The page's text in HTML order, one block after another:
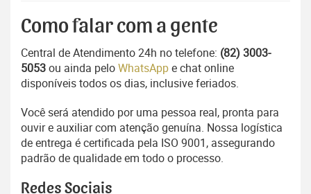
Como falar com a gente
Central de Atendimento 24h no telefone: (82) 3003-
5053ou ainda peloWhatsAppe chat online
disponíveis todos os dias, inclusive feriados.
Você será atendido por uma pessoa real, pronta para
ouvir e auxiliar com atenção genuína. Nossa logística
de entrega é certificada pela ISO 9001, assegurando
padrão de qualidade em todo o processo.
Redes Sociais